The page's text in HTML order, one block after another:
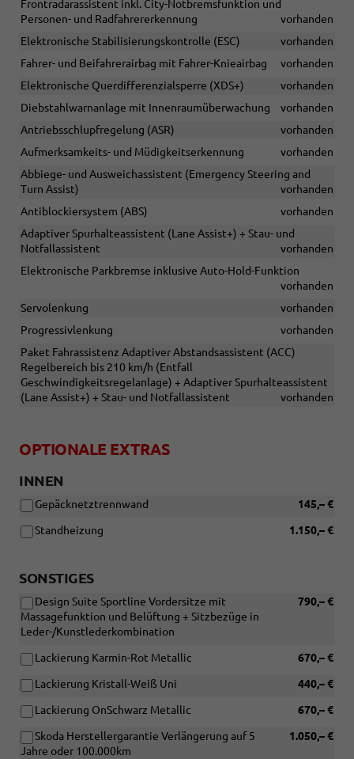
Frontradarassistent inkl. City-Notbremsfunktion und
Personen- und Radfahrererkennung
vorhanden
Elektronische Stabilisierungskontrolle (ESC)
vorhanden
Fahrer- und Beifahrerairbag mit Fahrer-Knieairbag
vorhanden
Elektronische Querdifferenzialsperre (XDS+)
vorhanden
Diebstahlwarnanlage mit Innenraumüberwachung
vorhanden
Antriebsschlupfregelung (ASR)
vorhanden
Aufmerksamkeits- und Müdigkeitserkennung
vorhanden
Abbiege- und Ausweichassistent (Emergency Steering and
Turn Assist)
vorhanden
Antiblockiersystem (ABS)
vorhanden
Adaptiver Spurhalteassistent (Lane Assist+) + Stau- und
Notfallassistent
vorhanden
Elektronische Parkbremse inklusive Auto-Hold-Funktion
vorhanden
Servolenkung
vorhanden
Progressivlenkung
vorhanden
Paket Fahrassistenz Adaptiver Abstandsassistent (ACC)
Regelbereich bis 210 km/h (Entfall
Geschwindigkeitsregelanlage) + Adaptiver Spurhalteassistent
(Lane Assist+) + Stau- und Notfallassistent
vorhanden
OPTIONALE EXTRAS
INNEN
145,– €
Gepäcknetztrennwand
1.150,– €
Standheizung
SONSTIGES
790,– €
Design Suite Sportline Vordersitze mit
Massagefunktion und Belüftung + Sitzbezüge in
Leder-/Kunstlederkombination
670,– €
Lackierung Karmin-Rot Metallic
440,– €
Lackierung Kristall-Weiß Uni
670,– €
Lackierung OnSchwarz Metallic
1.050,– €
Skoda Herstellergarantie Verlängerung auf 5
Jahre oder 100.000km